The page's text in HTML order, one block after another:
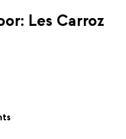
Les Carroz